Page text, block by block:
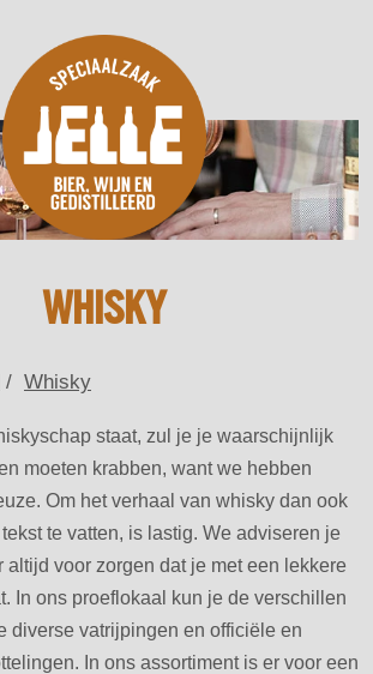
VERHUUR
OVER ONS
NIEUWS
/ PROEVERIJ
CONTACT
WHISKY
/ Whisky
staat, zul je je waarschijnlijk
moeten krabben, want we hebben
Om het verhaal van whisky dan ook
te vatten, is lastig. We adviseren je
altijd voor zorgen dat je met een lekkere
In ons proeflokaal kun je de verschillen
diverse vatrijpingen en officiële en
In ons assortiment is er voor een